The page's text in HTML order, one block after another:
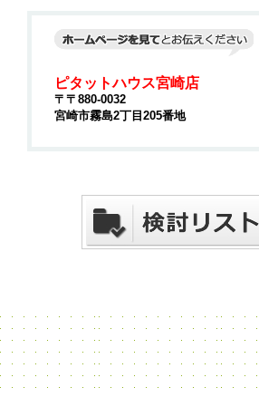
ピタットハウス宮崎店
〒〒880-0032
宮崎市霧島2丁目205番地